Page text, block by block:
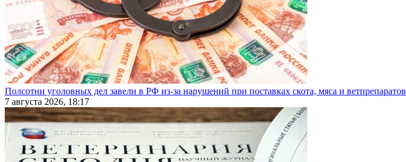
Полсотни уголовных дел завели в РФ из-за нарушений при поставках скота, мяса и ветпрепаратов
7 августа 2026, 18:17